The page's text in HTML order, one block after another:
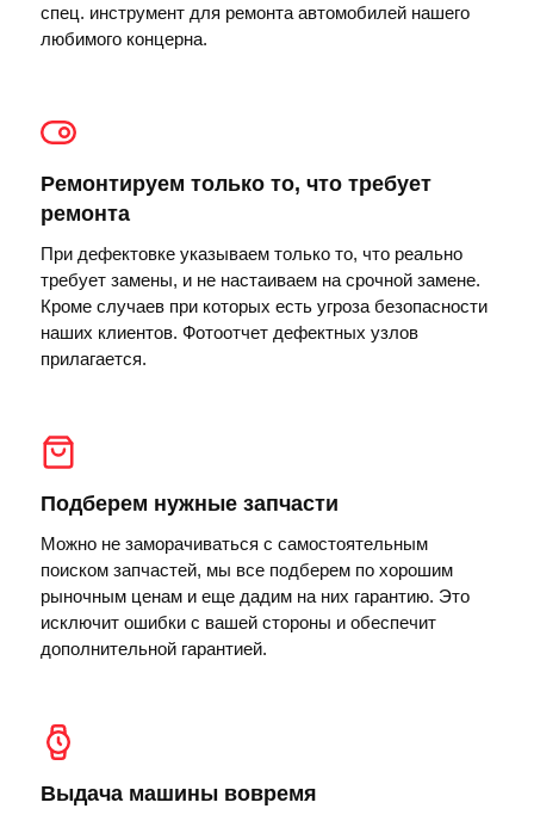
спец. инструмент для ремонта автомобилей нашего
любимого концерна.
Ремонтируем только то, что требует
ремонта
При дефектовке указываем только то, что реально
требует замены, и не настаиваем на срочной замене.
Кроме случаев при которых есть угроза безопасности
наших клиентов. Фотоотчет дефектных узлов
прилагается.
Подберем нужные запчасти
Можно не заморачиваться с самостоятельным
поиском запчастей, мы все подберем по хорошим
рыночным ценам и еще дадим на них гарантию. Это
исключит ошибки с вашей стороны и обеспечит
дополнительной гарантией.
Выдача машины вовремя